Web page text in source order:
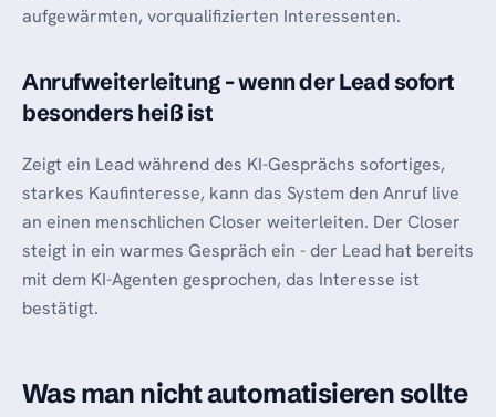
aufgewärmten, vorqualifizierten Interessenten.
Anrufweiterleitung - wenn der Lead sofort
besonders heiß ist
Zeigt ein Lead während des KI-Gesprächs sofortiges,
starkes Kaufinteresse, kann das System den Anruf live
an einen menschlichen Closer weiterleiten. Der Closer
steigt in ein warmes Gespräch ein - der Lead hat bereits
mit dem KI-Agenten gesprochen, das Interesse ist
bestätigt.
Was man nicht automatisieren sollte